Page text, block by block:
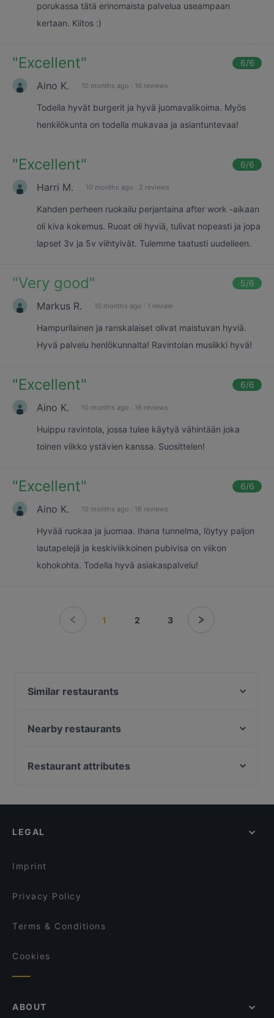
porukassa tätä erinomaista palvelua useampaan
kertaan. Kiitos :)
"Excellent" 6/6
Aino K. 10 months ago · 16 reviews
Todella hyvät burgerit ja hyvä juomavalikoima. Myös
henkilökunta on todella mukavaa ja asiantuntevaa!
"Excellent" 6/6
Harri M. 10 months ago · 2 reviews
Kahden perheen ruokailu perjantaina after work -aikaan
oli kiva kokemus. Ruoat oli hyviä, tulivat nopeasti ja jopa
lapset 3v ja 5v viihtyivät. Tulemme taatusti uudelleen.
"Very good" 5/6
Markus R. 10 months ago · 1 review
Hampurilainen ja ranskalaiset olivat maistuvan hyviä.
Hyvä palvelu henlökunnalta! Ravintolan musiikki hyvä!
"Excellent" 6/6
Aino K. 10 months ago · 16 reviews
Huippu ravintola, jossa tulee käytyä vähintään joka
toinen viikko ystävien kanssa. Suosittelen!
"Excellent" 6/6
Aino K. 10 months ago · 16 reviews
Hyvää ruokaa ja juomaa. Ihana tunnelma, löytyy paljon
lautapelejä ja keskiviikkoinen pubivisa on viikon
kohokohta. Todella hyvä asiakaspalvelu!
1 2 3
Similar restaurants
Más
Lopez Tacos Kamppi
Monkey Rooftop Bar / Scandic Simonkenttä
Nearby restaurants
Passio
Marski by Scandic Breakfast
Saiko Robata
Restaurant attributes
Gluten-free Options in Helsinki
LEGAL
Imprint
Privacy Policy
Terms & Conditions
Cookies
ABOUT